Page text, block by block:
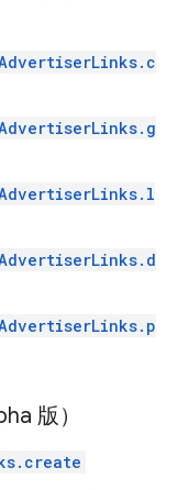
版）